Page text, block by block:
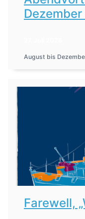
August bis
Farewell,